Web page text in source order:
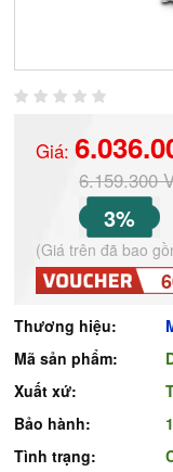
Giá:
6.159.300
3%
(Giá trên đã bao
Thương hiệu:
Mã sản phẩm:
Xuất xứ:
Bảo hành:
Tình trạng: